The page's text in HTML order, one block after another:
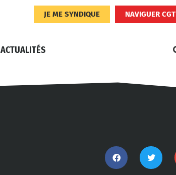
JE ME SYNDIQUE NAVIGUER CGT
ACTUALITÉS